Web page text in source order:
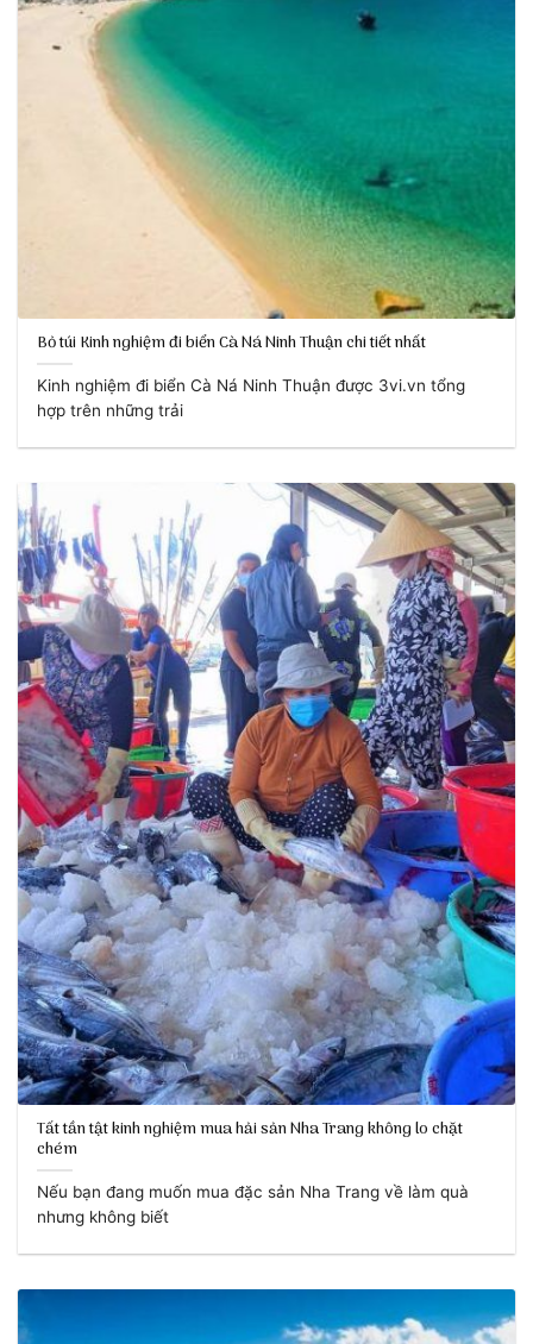
Bỏ túi Kinh nghiệm đi biển Cà Ná Ninh Thuận chi tiết nhất
Kinh nghiệm đi biển Cà Ná Ninh Thuận được 3vi.vn tổng
hợp trên những trải
Tất tần tật kinh nghiệm mua hải sản Nha Trang không lo chặt
chém
Nếu bạn đang muốn mua đặc sản Nha Trang về làm quà
nhưng không biết